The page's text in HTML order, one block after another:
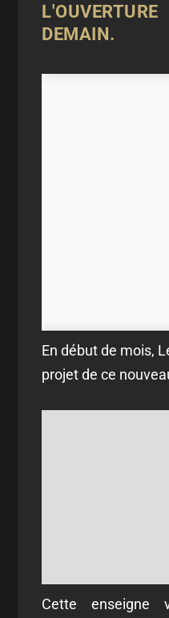
DEMAIN.
En début de mois,
projet de ce
Cette enseigne